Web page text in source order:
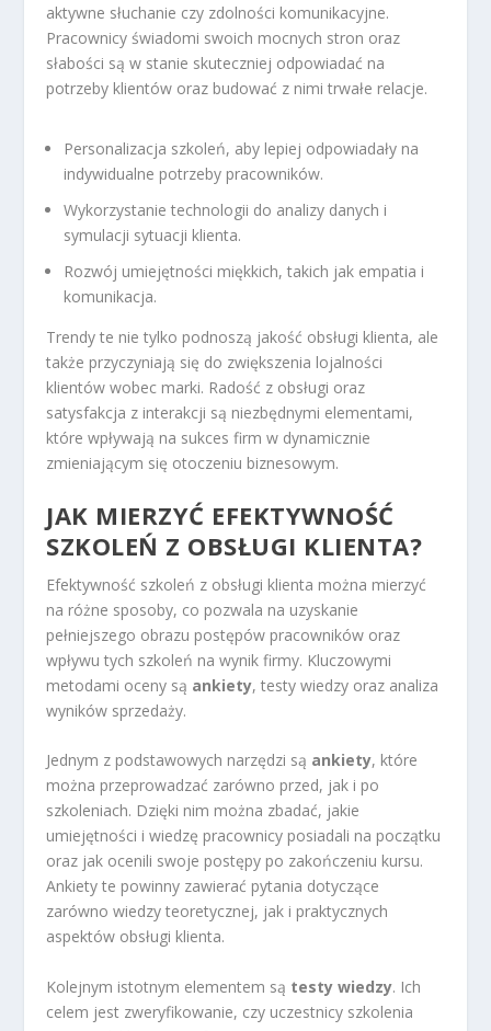
aktywne słuchanie czy zdolności komunikacyjne.
Pracownicy świadomi swoich mocnych stron oraz
słabości są w stanie skuteczniej odpowiadać na
potrzeby klientów oraz budować z nimi trwałe relacje.
Personalizacja szkoleń, aby lepiej odpowiadały na
indywidualne potrzeby pracowników.
Wykorzystanie technologii do analizy danych i
symulacji sytuacji klienta.
Rozwój umiejętności miękkich, takich jak empatia i
komunikacja.
Trendy te nie tylko podnoszą jakość obsługi klienta, ale
także przyczyniają się do zwiększenia lojalności
klientów wobec marki. Radość z obsługi oraz
satysfakcja z interakcji są niezbędnymi elementami,
które wpływają na sukces firm w dynamicznie
zmieniającym się otoczeniu biznesowym.
JAK MIERZYĆ EFEKTYWNOŚĆ
SZKOLEŃ Z OBSŁUGI KLIENTA?
Efektywność szkoleń z obsługi klienta można mierzyć
na różne sposoby, co pozwala na uzyskanie
pełniejszego obrazu postępów pracowników oraz
wpływu tych szkoleń na wynik firmy. Kluczowymi
metodami oceny są ankiety, testy wiedzy oraz analiza
wyników sprzedaży.
Jednym z podstawowych narzędzi są ankiety, które
można przeprowadzać zarówno przed, jak i po
szkoleniach. Dzięki nim można zbadać, jakie
umiejętności i wiedzę pracownicy posiadali na początku
oraz jak ocenili swoje postępy po zakończeniu kursu.
Ankiety te powinny zawierać pytania dotyczące
zarówno wiedzy teoretycznej, jak i praktycznych
aspektów obsługi klienta.
Kolejnym istotnym elementem są testy wiedzy. Ich
celem jest zweryfikowanie, czy uczestnicy szkolenia